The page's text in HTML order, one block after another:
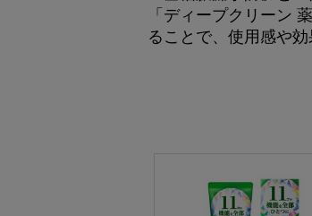
「ディープクリーン
ることで、使用感や